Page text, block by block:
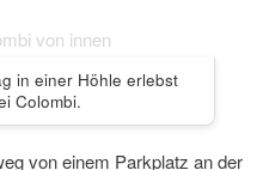
in einer Höhle erlebst
Colombi.
von einem Parkplatz an der